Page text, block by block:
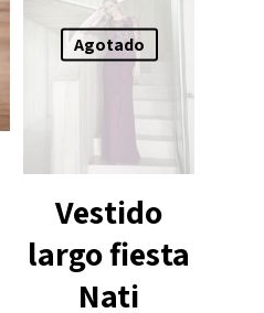
Agotado
Vestido
largo fiesta
Nati